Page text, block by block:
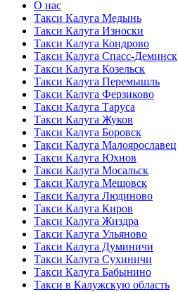
О нас
Такси Калуга Медынь
Такси Калуга Износки
Такси Калуга Кондрово
Такси Калуга Спасс-Деминск
Такси Калуга Козельск
Такси Калуга Перемышль
Такси Калуга Ферзиково
Такси Калуга Таруса
Такси Калуга Жуков
Такси Калуга Боровск
Такси Калуга Малоярославец
Такси Калуга Юхнов
Такси Калуга Мосальск
Такси Калуга Мещовск
Такси Калуга Людиново
Такси Калуга Киров
Такси Калуга Жиздра
Такси Калуга Ульяново
Такси Калуга Думиничи
Такси Калуга Сухиничи
Такси Калуга Бабынино
Такси в Калужскую область